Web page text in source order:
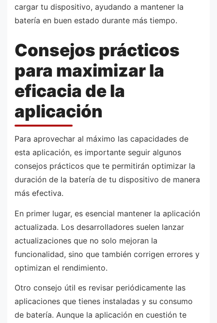
cargar tu dispositivo, ayudando a mantener la
batería en buen estado durante más tiempo.
Consejos prácticos
para maximizar la
eficacia de la
aplicación
Para aprovechar al máximo las capacidades de
esta aplicación, es importante seguir algunos
consejos prácticos que te permitirán optimizar la
duración de la batería de tu dispositivo de manera
más efectiva.
En primer lugar, es esencial mantener la aplicación
actualizada. Los desarrolladores suelen lanzar
actualizaciones que no solo mejoran la
funcionalidad, sino que también corrigen errores y
optimizan el rendimiento.
Otro consejo útil es revisar periódicamente las
aplicaciones que tienes instaladas y su consumo
de batería. Aunque la aplicación en cuestión te